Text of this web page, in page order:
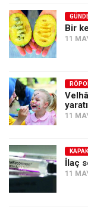
Bir
11
11
KAPAK
İlaç
11